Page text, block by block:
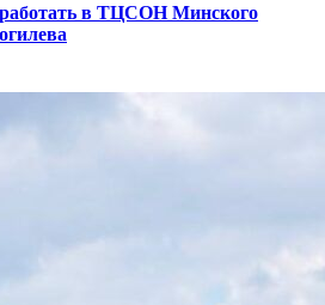
в ТЦСОН Минского